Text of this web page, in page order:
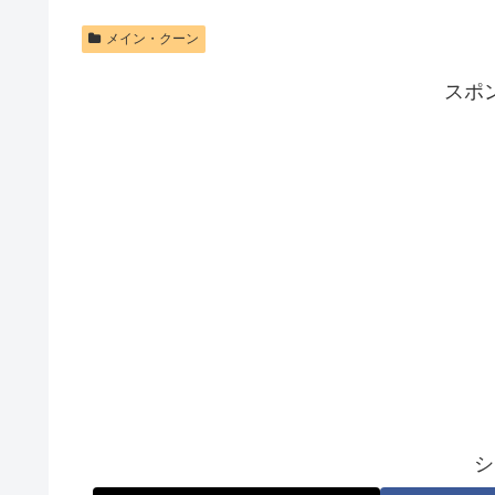
メイン・クーン
スポ